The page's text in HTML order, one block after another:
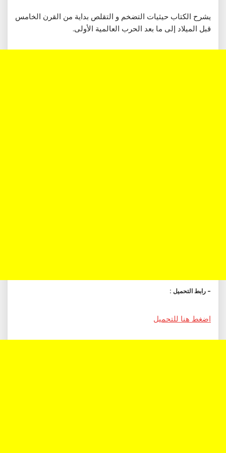
يشرح الكتاب حيثيات التضخم و التقلص بداية من القرن الخامس
قبل الميلاد إلى ما بعد الحرب العالمية الأولى.
– رابط التحميل :
اضغط هنا للتحميل